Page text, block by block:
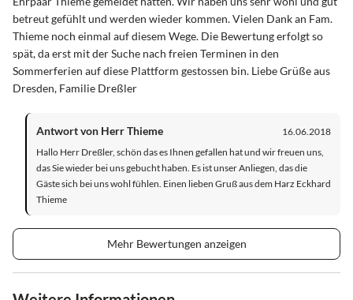
betreut gefühlt und werden wieder kommen. Vielen Dank an Fam.
Thieme noch einmal auf diesem Wege. Die Bewertung erfolgt so
spät, da erst mit der Suche nach freien Terminen in den
Sommerferien auf diese Plattform gestossen bin. Liebe Grüße aus
Dresden, Familie Dreßler
Antwort von Herr Thieme
16.06.2018
Hallo Herr Dreßler, schön das es Ihnen gefallen hat und wir freuen uns,
das Sie wieder bei uns gebucht haben. Es ist unser Anliegen, das die
Gäste sich bei uns wohl fühlen. Einen lieben Gruß aus dem Harz Eckhard
Thieme
Mehr Bewertungen anzeigen